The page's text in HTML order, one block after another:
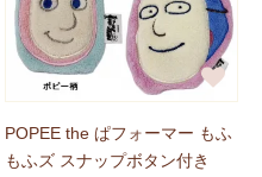
POPEE the ぱフォーマー もふ
もふズ スナップボタン付き